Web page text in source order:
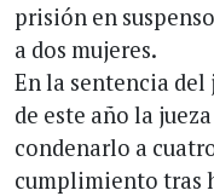
prisión en
a dos mujeres.
En la sentencia del
de este año la
condenarlo a
cumplimiento tras